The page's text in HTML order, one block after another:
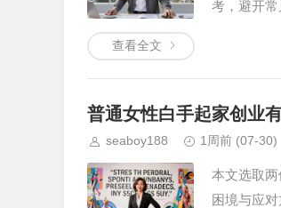
考，避开
查看全文
普通女性白手起家创业
seaboy188 1周前 (07-30)
本文选取
困境与应